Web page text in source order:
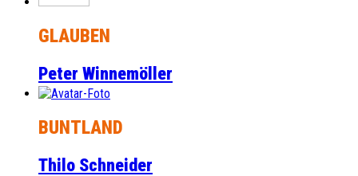
GLAUBEN
Peter Winnemöller
BUNTLAND
Thilo Schneider